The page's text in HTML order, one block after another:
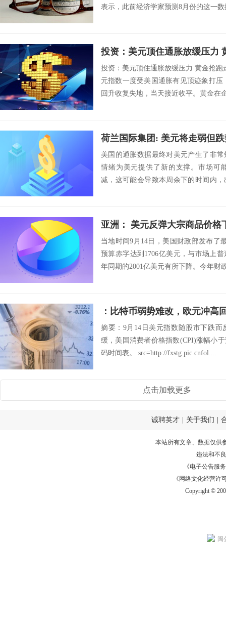
表示，此前经济学家预测8月份的这一
投资：美元顶住通胀放缓压力
投资：美元顶住通胀放缓压力 黄金抢跑
元指数一度受美国通胀有见顶迹象打压
回升收复失地，当天接近收平。黄金在
美国的通胀数据最终对美元产生了非
情绪为美元提供了新的支撑。市场可
减，这可能会导致本周余下的时间内
亚洲： 美元反弹大宗商品价格
当地时间9月14日，美国财政部发布了
预算赤字达到1706亿美元，与市场上
年同期的2001亿美元有所下降。今年财
：比特币弱势难改，欧元冲高
摘要：9月14日美元指数随股市下跌
缓，美国消费者价格指数(CPI)涨幅小
码时间表。 src=http://fxstg.pic.cnfol....
点击加载更多
诚聘英才 关于我们
本站所有文章、数据仅供
违法和不
《电子公告服务
《网络文化经营许
Copyright ©
闽